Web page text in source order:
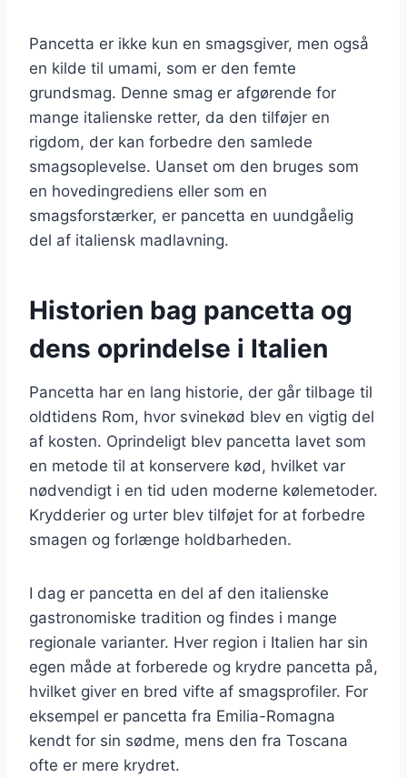
Pancetta er ikke kun en smagsgiver, men også
en kilde til umami, som er den femte
grundsmag. Denne smag er afgørende for
mange italienske retter, da den tilføjer en
rigdom, der kan forbedre den samlede
smagsoplevelse. Uanset om den bruges som
en hovedingrediens eller som en
smagsforstærker, er pancetta en uundgåelig
del af italiensk madlavning.
Historien bag pancetta og
dens oprindelse i Italien
Pancetta har en lang historie, der går tilbage til
oldtidens Rom, hvor svinekød blev en vigtig del
af kosten. Oprindeligt blev pancetta lavet som
en metode til at konservere kød, hvilket var
nødvendigt i en tid uden moderne kølemetoder.
Krydderier og urter blev tilføjet for at forbedre
smagen og forlænge holdbarheden.
I dag er pancetta en del af den italienske
gastronomiske tradition og findes i mange
regionale varianter. Hver region i Italien har sin
egen måde at forberede og krydre pancetta på,
hvilket giver en bred vifte af smagsprofiler. For
eksempel er pancetta fra Emilia-Romagna
kendt for sin sødme, mens den fra Toscana
ofte er mere krydret.